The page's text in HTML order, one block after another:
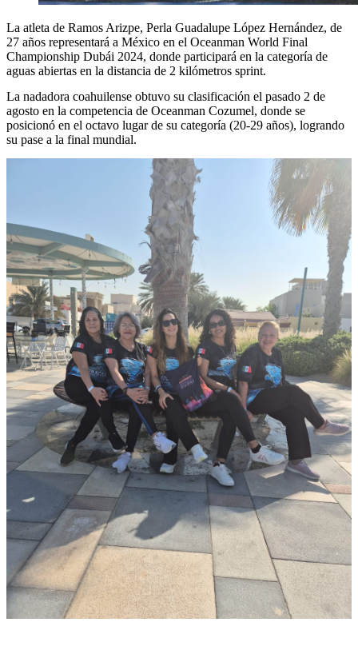
La atleta de Ramos Arizpe, Perla Guadalupe López Hernández, de
27 años representará a México en el Oceanman World Final
Championship Dubái 2024, donde participará en la categoría de
aguas abiertas en la distancia de 2 kilómetros sprint.
La nadadora coahuilense obtuvo su clasificación el pasado 2 de
agosto en la competencia de Oceanman Cozumel, donde se
posicionó en el octavo lugar de su categoría (20-29 años), logrando
su pase a la final mundial.